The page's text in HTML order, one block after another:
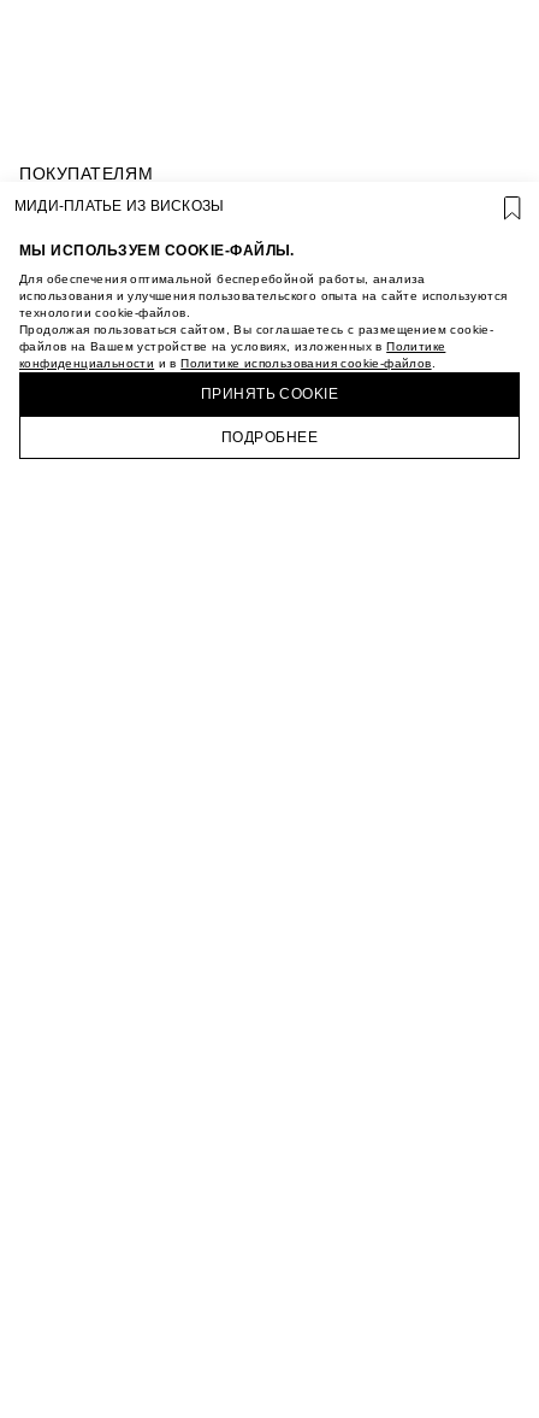
МЫ ИСПОЛЬЗУЕМ COOKIE-ФАЙЛЫ.
Для обеспечения оптимальной бесперебойной работы, анализа
использования и улучшения пользовательского опыта на сайте используются
технологии cookie-файлов.
Продолжая пользоваться сайтом, Вы соглашаетесь с размещением cookie-
файлов на Вашем устройстве на условиях, изложенных вПолитике
конфиденциальности и вПолитике использования cookie-файлов
ПРИНЯТЬ COOKIE
ПОДРОБНЕЕ
ГЛАВНАЯ КАТАЛОГ КОРЗИНА ПРОФИЛЬ
ПОКУПАТЕЛЯМ
УСЛОВИЯ ИСПОЛЬЗОВАНИЯ ПОДАРОЧНЫХ
ПОЛИТИКА КОНФИДЕНЦИАЛЬНОСТИ
УСЛОВИЯ ПОКУПКИ
О НАС
МАГАЗИНЫ
КАРЬЕРА
ТЕЛЕГРАМ
ПОДПИСАТЬСЯ НА НОВОСТИ
МИДИ-ПЛАТЬЕ ИЗ ВИСКОЗЫ
КУПИТЬ + ПОЛУЧИТЬ В МАГАЗИНЕ MAAG